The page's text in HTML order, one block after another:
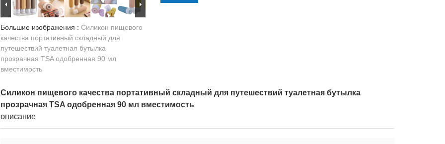
Большие изображения : Силикон пищевого
качества портативный складный для
путешествий туалетная бутылка
прозрачная TSA одобренная 90 мл
вместимость
Силикон пищевого качества портативный складный для путешествий туалетная бутылка
прозрачная TSA одобренная 90 мл вместимость
описание